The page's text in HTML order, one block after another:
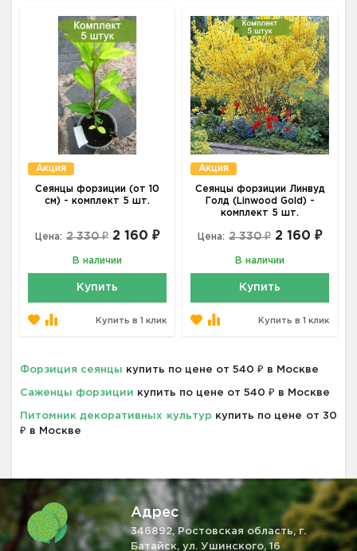
Акция
Сеянцы форзиции (от 10
см) - комплект 5 шт.
Цена: 2 330 ₽ 2 160 ₽
В наличии
Купить
Купить в 1 клик
Акция
Сеянцы форзиции Линвуд
Голд (Linwood Gold) -
комплект 5 шт.
Цена: 2 330 ₽ 2 160 ₽
В наличии
Купить
Купить в 1 клик
Форзиция сеянцы купить по цене от 540 ₽ в Москве
Саженцы форзиции купить по цене от 540 ₽ в Москве
Питомник декоративных культур купить по цене от 30
₽ в Москве
Адрес
346892, Ростовская область, г.
Батайск, ул. Ушинского, 16